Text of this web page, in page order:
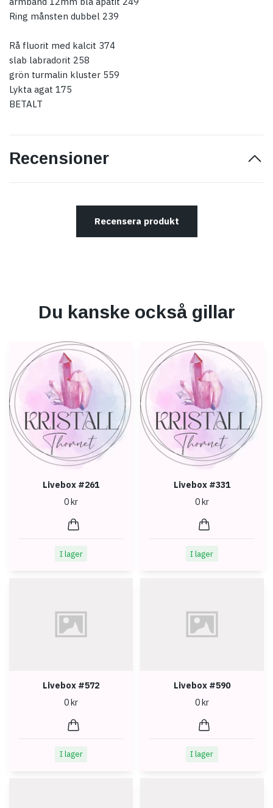
Ring månsten dubbel 239
Rå fluorit med kalcit 374
slab labradorit 258
grön turmalin kluster 559
Lykta agat 175
BETALT
Recensioner
Recensera produkt
Du kanske också gillar
Livebox #261
0 kr
I lager
Livebox #331
0 kr
I lager
Livebox #572
0 kr
I lager
Livebox #590
0 kr
I lager